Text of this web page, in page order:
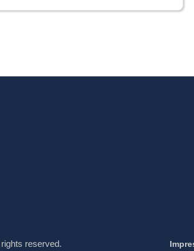
reserved.